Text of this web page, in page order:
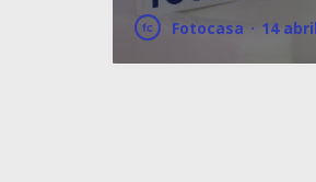
Fotocasa · 14